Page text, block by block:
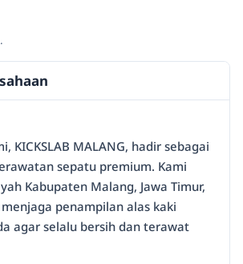
KICKSLAB MALANG, hadir sebagai
sepatu premium. Kami
Kabupaten Malang, Jawa Timur,
penampilan alas kaki
agar selalu bersih dan terawat